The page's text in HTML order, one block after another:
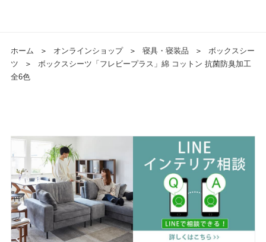
ホーム ＞ オンラインショップ ＞ 寝具・寝装品 ＞
ボックスシー
ツ
＞
ボックスシーツ「フレビープラス」綿 コットン 抗菌防臭加工
全6色